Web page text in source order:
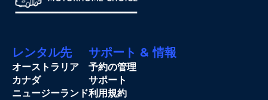
レンタル先
オーストラリア
カナダ
ニュージーランド
サポート & 情報
予約の管理
サポート
利用規約